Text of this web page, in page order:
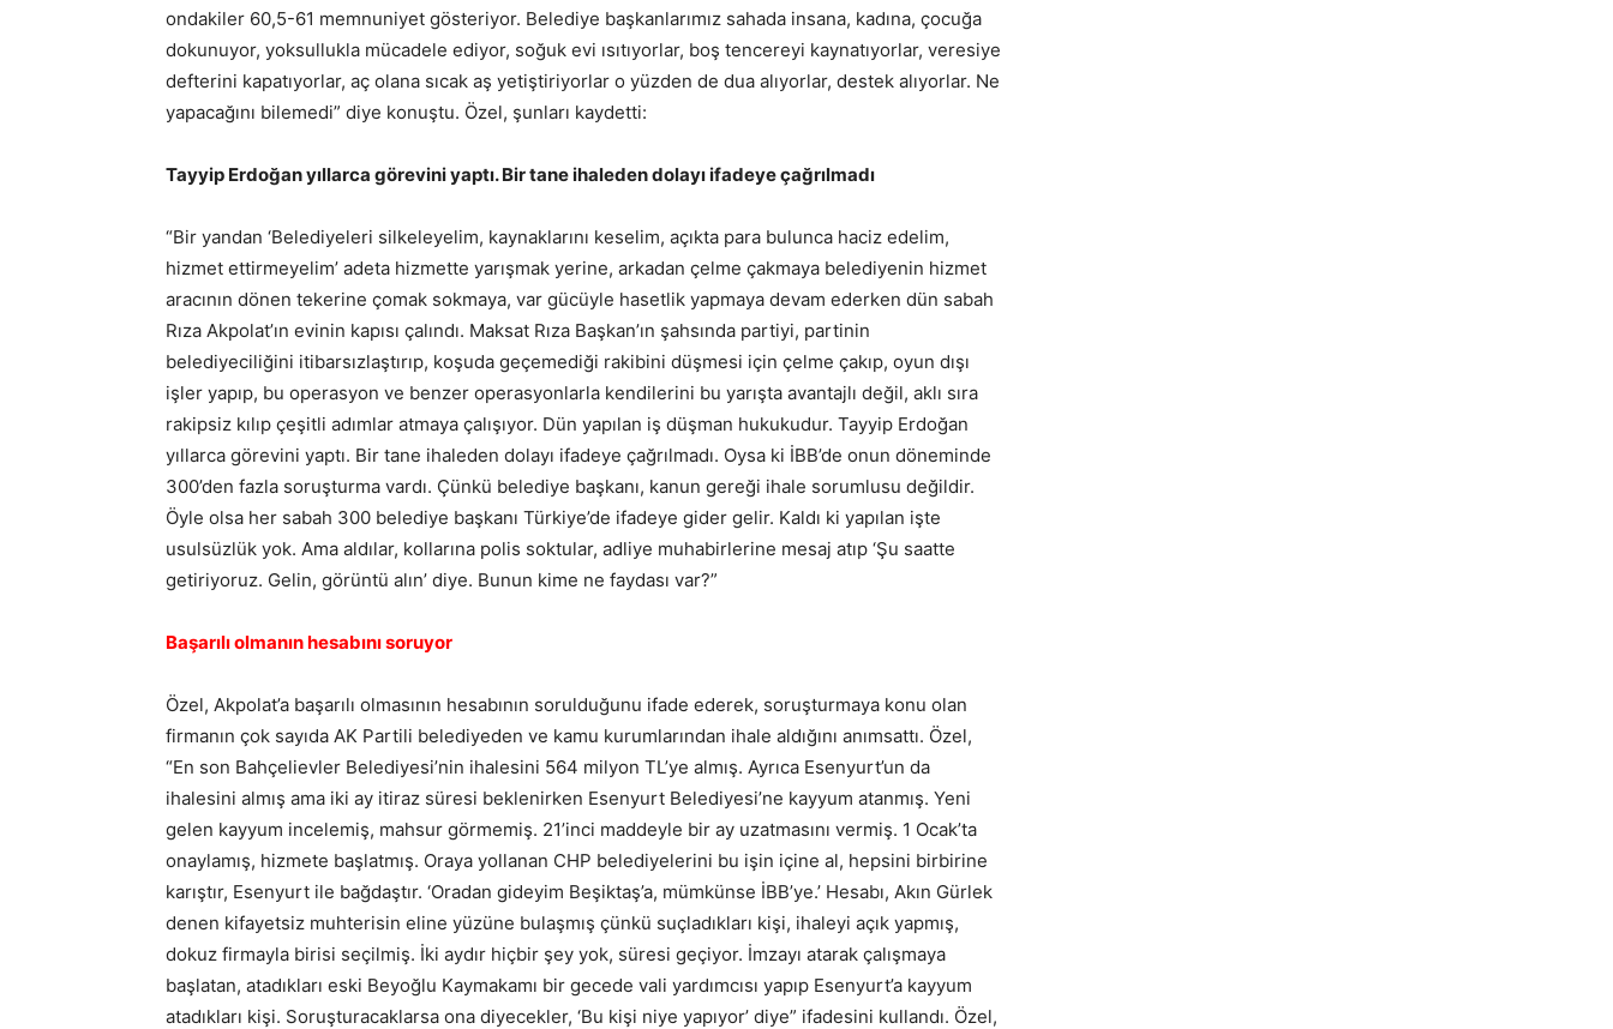
ondakiler 60,5-61 memnuniyet gösteriyor. Belediye başkanlarımız sahada insana, kadına, çocuğa
dokunuyor, yoksullukla mücadele ediyor, soğuk evi ısıtıyorlar, boş tencereyi kaynatıyorlar, veresiye
defterini kapatıyorlar, aç olana sıcak aş yetiştiriyorlar o yüzden de dua alıyorlar, destek alıyorlar. Ne
yapacağını bilemedi” diye konuştu. Özel, şunları kaydetti:
Tayyip Erdoğan yıllarca görevini yaptı. Bir tane ihaleden dolayı ifadeye çağrılmadı
“Bir yandan ‘Belediyeleri silkeleyelim, kaynaklarını keselim, açıkta para bulunca haciz edelim,
hizmet ettirmeyelim’ adeta hizmette yarışmak yerine, arkadan çelme çakmaya belediyenin hizmet
aracının dönen tekerine çomak sokmaya, var gücüyle hasetlik yapmaya devam ederken dün sabah
Rıza Akpolat’ın evinin kapısı çalındı. Maksat Rıza Başkan’ın şahsında partiyi, partinin
belediyeciliğini itibarsızlaştırıp, koşuda geçemediği rakibini düşmesi için çelme çakıp, oyun dışı
işler yapıp, bu operasyon ve benzer operasyonlarla kendilerini bu yarışta avantajlı değil, aklı sıra
rakipsiz kılıp çeşitli adımlar atmaya çalışıyor. Dün yapılan iş düşman hukukudur. Tayyip Erdoğan
yıllarca görevini yaptı. Bir tane ihaleden dolayı ifadeye çağrılmadı. Oysa ki İBB’de onun döneminde
300’den fazla soruşturma vardı. Çünkü belediye başkanı, kanun gereği ihale sorumlusu değildir.
Öyle olsa her sabah 300 belediye başkanı Türkiye’de ifadeye gider gelir. Kaldı ki yapılan işte
usulsüzlük yok. Ama aldılar, kollarına polis soktular, adliye muhabirlerine mesaj atıp ‘Şu saatte
getiriyoruz. Gelin, görüntü alın’ diye. Bunun kime ne faydası var?”
Başarılı olmanın hesabını soruyor
Özel, Akpolat’a başarılı olmasının hesabının sorulduğunu ifade ederek, soruşturmaya konu olan
firmanın çok sayıda AK Partili belediyeden ve kamu kurumlarından ihale aldığını anımsattı. Özel,
“En son Bahçelievler Belediyesi’nin ihalesini 564 milyon TL’ye almış. Ayrıca Esenyurt’un da
ihalesini almış ama iki ay itiraz süresi beklenirken Esenyurt Belediyesi’ne kayyum atanmış. Yeni
gelen kayyum incelemiş, mahsur görmemiş. 21’inci maddeyle bir ay uzatmasını vermiş. 1 Ocak’ta
onaylamış, hizmete başlatmış. Oraya yollanan CHP belediyelerini bu işin içine al, hepsini birbirine
karıştır, Esenyurt ile bağdaştır. ‘Oradan gideyim Beşiktaş’a, mümkünse İBB’ye.’ Hesabı, Akın Gürlek
denen kifayetsiz muhterisin eline yüzüne bulaşmış çünkü suçladıkları kişi, ihaleyi açık yapmış,
dokuz firmayla birisi seçilmiş. İki aydır hiçbir şey yok, süresi geçiyor. İmzayı atarak çalışmaya
başlatan, atadıkları eski Beyoğlu Kaymakamı bir gecede vali yardımcısı yapıp Esenyurt’a kayyum
atadıkları kişi. Soruşturacaklarsa ona diyecekler, ‘Bu kişi niye yapıyor’ diye” ifadesini kullandı. Özel,